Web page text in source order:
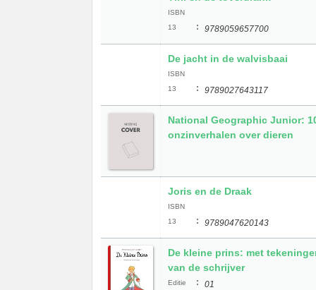
ISBN
13
: 9789059657700
De jacht in de walvisbaai
ISBN
13
: 9789027643117
National Geographic Junior:
onzinverhalen over dieren
Joris en de Draak
ISBN
13
: 9789047620143
De kleine prins: met
van de schrijver
Editie : 01